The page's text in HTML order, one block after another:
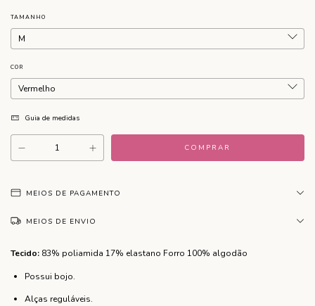
TAMANHO
COR
Guia de medidas
MEIOS DE PAGAMENTO
MEIOS DE ENVIO
Tecido: 83% poliamida 17% elastano Forro 100% algodão
Possui bojo.
Alças reguláveis.